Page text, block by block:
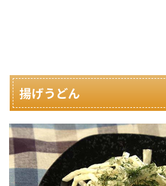
揚げうどん